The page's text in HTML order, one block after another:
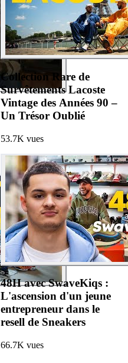
Collection Rare de
Survêtements Lacoste
Vintage des Années 90 –
Un Trésor Oublié
53.7K vues
48H avec SwaveKiqs :
L'ascension d'un jeune
entrepreneur dans le
resell de Sneakers
66.7K vues